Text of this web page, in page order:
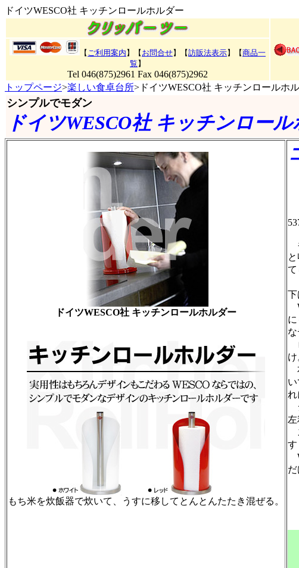
ドイツWESCO社 キッチンロールホルダー
【 ご利用案内 】【 お問合せ】【訪販法表示】 【商品一
覧 】
Tel 046(875)2961 Fax 046(875)2962
トップページ>楽しい食卓台所>ドイツWESCO社 キッチンロールホ
シンプルでモダン
ドイツWESCO社 キッチンロー
ドイツWESCO社 キッチンロールホルダー
もち米を炊飯器で炊いて、うすに移してとんとんたたき混ぜる。
て
下
な
け
れ
す